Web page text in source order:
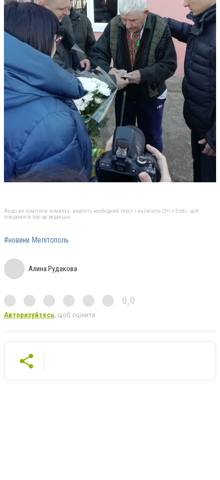
Якщо ви помітили помилку, виділіть необхідний текст і натисніть Ctrl + Enter, щоб
повідомити про це редакцію
#новини Мелітополь
Алина Рудакова
0,0
Авторизуйтесь, щоб оцінити